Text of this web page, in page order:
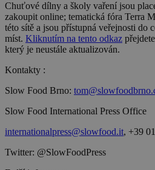
Chuťové dílny a školy vaření jsou
zakoupit online; tematická fóra Terra
této sítě a jsou přístupná veřejnosti do
míst. Kliknutím na tento odkaz
který je neustále aktualizován.
Kontakty :
Slow Food Brno:
Slow Food International Press Office
internationalpress@slowfood.it, +39
Twitter: @SlowFoodPress